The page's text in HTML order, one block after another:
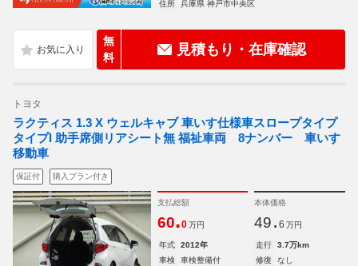
住所 兵庫県 神戸市中央区
無
料
見積もり・在庫確認
トヨタ
ラクティス 1.3 X ウェルキャブ 車いす仕様車スロープタイプ
タイプI 助手席側リアシート無 福祉車両 8ナンバー 車いす
移動車
保証付 購入プラン付き
支払総額
60.0 万円
本体価格
49. 6 万円
年式 2012年 走行
3.7万km
車検
車検整備付 修復
なし